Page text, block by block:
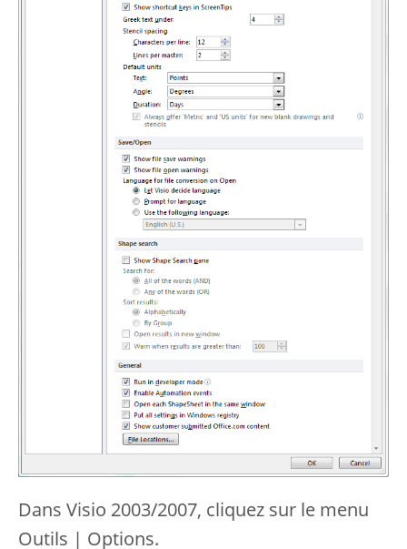
Dans Visio 2003/2007, cliquez sur le menu
Outils | Options.